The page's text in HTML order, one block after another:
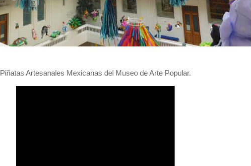
Piñatas Artesanales Mexicanas del Museo de Arte Popular.